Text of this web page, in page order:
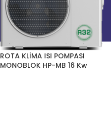
ROTA KLİMA ISI POMPASI
MONOBLOK HP-MB 16 Kw